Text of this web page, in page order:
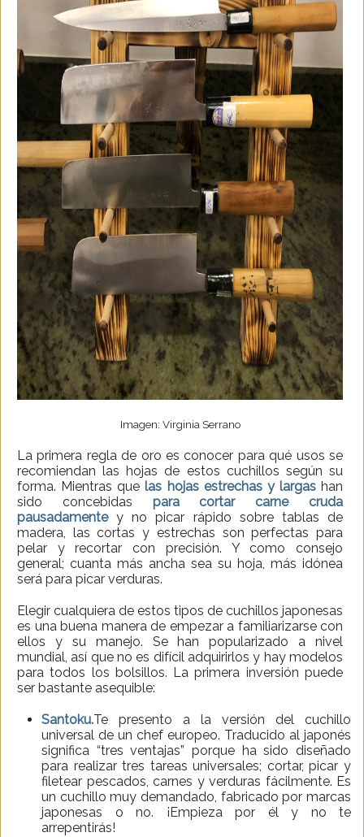
Imagen: Virginia Serrano
La primera regla de oro es conocer para qué usos se
recomiendan las hojas de estos cuchillos según su
forma. Mientras quelas hojas estrechas y largashan
sido concebidas para cortar carne cruda
pausadamentey no picar rápido sobre tablas de
madera, las cortas y estrechas son perfectas para
pelar y recortar con precisión. Y como consejo
general; cuanta más ancha sea su hoja, más idónea
será para picar verduras.
Elegir cualquiera de estos tipos de cuchillos japonesas
es una buena manera de empezar a familiarizarse con
ellos y su manejo. Se han popularizado a nivel
mundial, así que no es difícil adquirirlos y hay modelos
para todos los bolsillos. La primera inversión puede
ser bastante asequible:
Santoku.Te presento a la versión del cuchillo
universal de un chef europeo. Traducido al japonés
significa “tres ventajas” porque ha sido diseñado
para realizar tres tareas universales; cortar, picar y
filetear pescados, carnes y verduras fácilmente. Es
un cuchillo muy demandado, fabricado por marcas
japonesas o no. ¡Empieza por él y no te
arrepentirás!